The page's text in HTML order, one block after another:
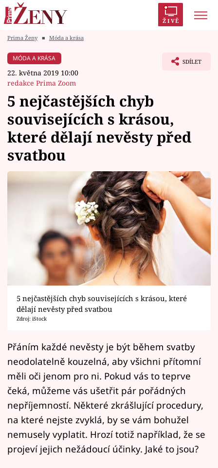
ŽIVĚ
Módní alarm
Témata
Celebrity
Vztahy
Sledujte prima+
Filmový festival Karlovy Vary
Mámy sobě
Přihlášení
Sledujte nás
Prima Ženy ■ Móda a krása
MÓDA A KRÁSA
22. května 2019 10:00
redakce Prima Zoom
SDÍLET
5 nejčastějších chyb
souvisejících s krásou,
které dělají nevěsty před
svatbou
5 nejčastějších chyb souvisejících s krásou, které
dělají nevěsty před svatbou
Zdroj: iStock
Přáním každé nevěsty je být během svatby
neodolatelně kouzelná, aby všichni přítomní
měli oči jenom pro ni. Pokud vás to teprve
čeká, můžeme vás ušetřit pár pořádných
nepříjemností. Některé zkrášlující procedury,
na které nejste zvyklá, by se vám bohužel
nemusely vyplatit. Hrozí totiž například, že se
projeví jejich nežádoucí účinky. Jaké to jsou?